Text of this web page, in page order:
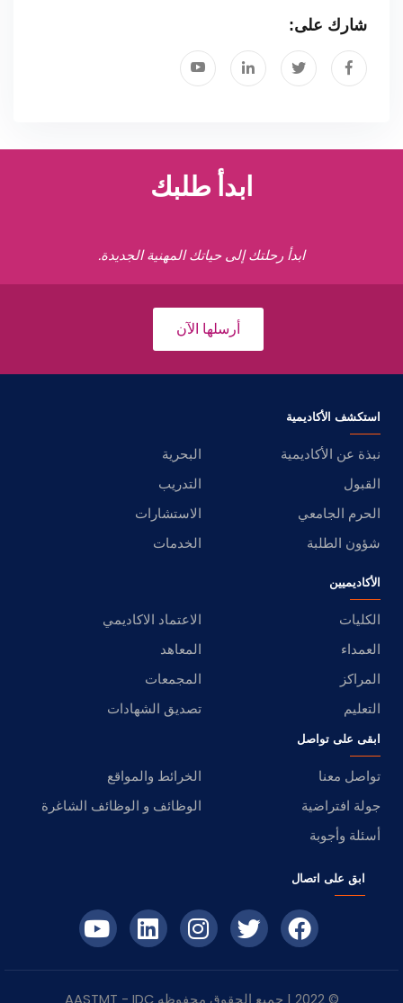
شارك على:
ابدأ طلبك
ابدأ رحلتك إلى حياتك المهنية الجديدة.
أرسلها الآن
استكشف الأكاديمية
نبذة عن الأكاديمية
البحرية
القبول
التدريب
الحرم الجامعي
الاستشارات
شؤون الطلبة
الخدمات
الأكاديميين
الكليات
الاعتماد الاكاديمي
العمداء
المعاهد
المراكز
المجمعات
التعليم
تصديق الشهادات
ابقى على تواصل
تواصل معنا
الخرائط والمواقع
جولة افتراضية
الوظائف و الوظائف الشاغرة
أسئلة وأجوبة
ابق على اتصال
© 2022 | جميع الحقوق محفوظه IDC
- AASTMT